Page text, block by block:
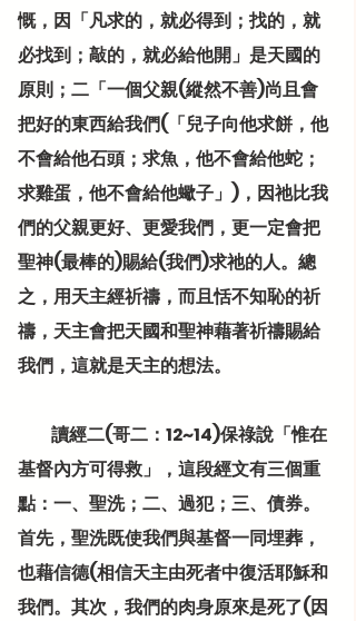
慨，因「凡求的，就必得到；找的，就
必找到；敲的，就必給他開」是天國的
原則；二「一個父親(縱然不善)尚且會
把好的東西給我們(「兒子向他求餅，他
不會給他石頭；求魚，他不會給他蛇；
求雞蛋，他不會給他蠍子」)，因祂比我
們的父親更好、更愛我們，更一定會把
聖神(最棒的)賜給(我們)求祂的人。總
之，用天主經祈禱，而且恬不知恥的祈
禱，天主會把天國和聖神藉著祈禱賜給
我們，這就是天主的想法。
基督內方可得救」，這段經文有三個重
點：一、聖洗；二、過犯；三、債券。
首先，聖洗既使我們與基督一同埋葬，
也藉信德(相信天主由死者中復活耶穌和
我們。其次，我們的肉身原來是死了(因